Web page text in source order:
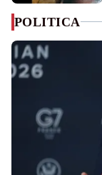
POLITICA